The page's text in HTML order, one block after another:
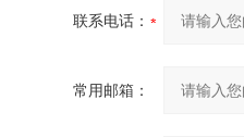
联系电话：
常用邮箱：